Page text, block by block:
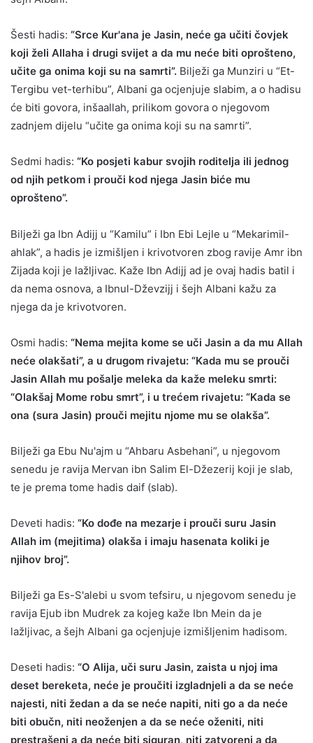
Šesti hadis: “Srce Kur'ana je Jasin, neće ga učiti čovjek
koji želi Allaha i drugi svijet a da mu neće biti oprošteno,
učite ga onima koji su na samrti”. Bilježi ga Munziri u “Et-
Tergibu vet-terhibu”, Albani ga ocjenjuje slabim, a o hadisu
će biti govora, inšaallah, prilikom govora o njegovom
zadnjem dijelu “učite ga onima koji su na samrti”.
Sedmi hadis: “Ko posjeti kabur svojih roditelja ili jednog
od njih petkom i prouči kod njega Jasin biće mu
oprošteno”.
Bilježi ga Ibn Adijj u “Kamilu” i Ibn Ebi Lejle u “Mekarimil-
ahlak”, a hadis je izmišljen i krivotvoren zbog ravije Amr ibn
Zijada koji je lažljivac. Kaže Ibn Adijj ad je ovaj hadis batil i
da nema osnova, a Ibnul-Dževzijj i šejh Albani kažu za
njega da je krivotvoren.
Osmi hadis: “Nema mejita kome se uči Jasin a da mu Allah
neće olakšati”, a u drugom rivajetu: “Kada mu se prouči
Jasin Allah mu pošalje meleka da kaže meleku smrti:
“Olakšaj Mome robu smrt”, i u trećem rivajetu: “Kada se
ona (sura Jasin) prouči mejitu njome mu se olakša”.
Bilježi ga Ebu Nu'ajm u “Ahbaru Asbehani”, u njegovom
senedu je ravija Mervan ibn Salim El-Džezerij koji je slab,
te je prema tome hadis daif (slab).
Deveti hadis: “Ko dođe na mezarje i prouči suru Jasin
Allah im (mejitima) olakša i imaju hasenata koliki je
njihov broj”.
Bilježi ga Es-S'alebi u svom tefsiru, u njegovom senedu je
ravija Ejub ibn Mudrek za kojeg kaže Ibn Mein da je
lažljivac, a šejh Albani ga ocjenjuje izmišljenim hadisom.
Deseti hadis: “O Alija, uči suru Jasin, zaista u njoj ima
deset bereketa, neće je proučiti izgladnjeli a da se neće
najesti, niti žedan a da se neće napiti, niti go a da neće
biti obučn, niti neoženjen a da se neće oženiti, niti
prestrašeni a da neće biti siguran, niti zatvoreni a da